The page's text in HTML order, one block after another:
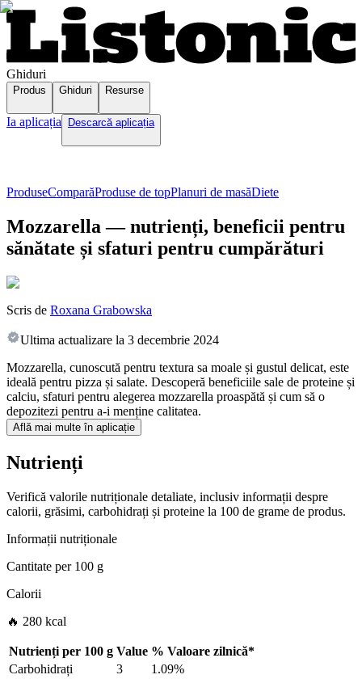
Ghiduri
Produs Ghiduri Resurse
Ia aplicația Descarcă aplicația
ProduseComparăProduse de topPlanuri de masăDiete
Mozzarella — nutrienți, beneficii pentru
sănătate și sfaturi pentru cumpărături
Scris de Roxana Grabowska
Ultima actualizare la 3 decembrie 2024
Mozzarella, cunoscută pentru textura sa moale și gustul delicat, este
ideală pentru pizza și salate. Descoperă beneficiile sale de proteine și
calciu, sfaturi pentru alegerea mozzarella proaspătă și cum să o
depozitezi pentru a-i menține calitatea.
Află mai multe în aplicație
Nutrienți
Verifică valorile nutriționale detaliate, inclusiv informații despre
calorii, grăsimi, carbohidrați și proteine la 100 de grame de produs.
Informații nutriționale
Cantitate per100 g
Calorii
🔥 280 kcal
Nutrienți per 100 g Value % Valoare zilnică*
Carbohidrați
3
1.09%